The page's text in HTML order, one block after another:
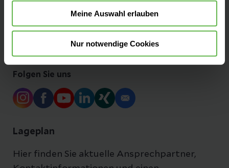
Meine Auswahl erlauben
Nur notwendige Cookies
Folgen Sie uns
Lageplan
Hier finden Sie aktuelle Ansprechpartner,